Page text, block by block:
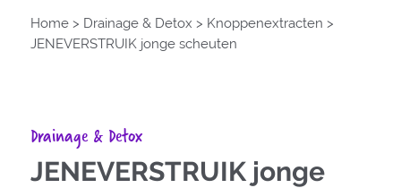
Home> Drainage & Detox > Knoppenextracten >
JENEVERSTRUIK jonge scheuten
Drainage & Detox
JENEVERSTRUIK jonge